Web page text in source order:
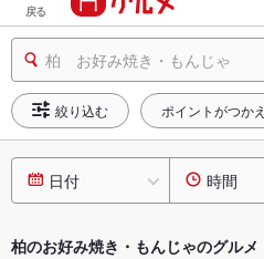
戻る
柏 お好み焼き・もんじゃ
絞り込む ポイントがつか
日付 時間
柏のお好み焼き・もんじゃのグルメ